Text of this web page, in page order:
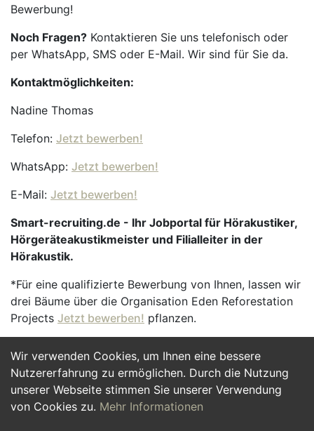
Wir verwenden Cookies, um Ihnen eine bessere
Nutzererfahrung zu ermöglichen. Durch die Nutzung
unserer Webseite stimmen Sie unserer Verwendung
von Cookies zu. Mehr Informationen
Bewerbung!
Noch Fragen? Kontaktieren Sie uns telefonisch oder
per WhatsApp, SMS oder E-Mail. Wir sind für Sie da.
Kontaktmöglichkeiten:
Nadine Thomas
Telefon: Jetzt bewerben!
WhatsApp: Jetzt bewerben!
E-Mail: Jetzt bewerben!
Smart-recruiting.de - Ihr Jobportal für Hörakustiker,
Hörgeräteakustikmeister und Filialleiter in der
Hörakustik.
*Für eine qualifizierte Bewerbung von Ihnen, lassen wir
drei Bäume über die Organisation Eden Reforestation
Projects Jetzt bewerben! pflanzen.
Jetzt Bewerben